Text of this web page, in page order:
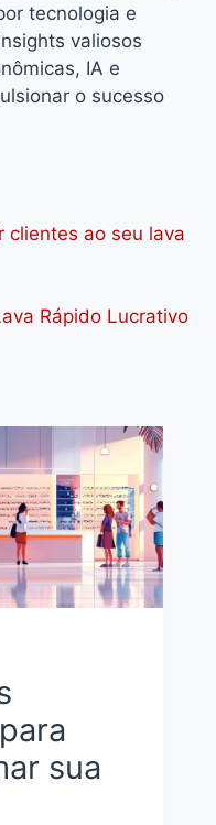
tecnologia e
valiosos
IA e
o sucesso
clientes ao seu lava
Rápido Lucrativo
sua